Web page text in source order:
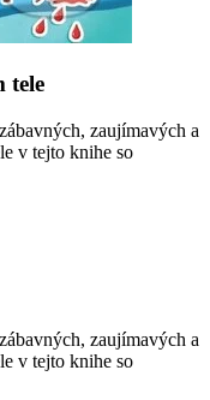
tele
zaujímavých a
v tejto knihe so
zaujímavých a
v tejto knihe so